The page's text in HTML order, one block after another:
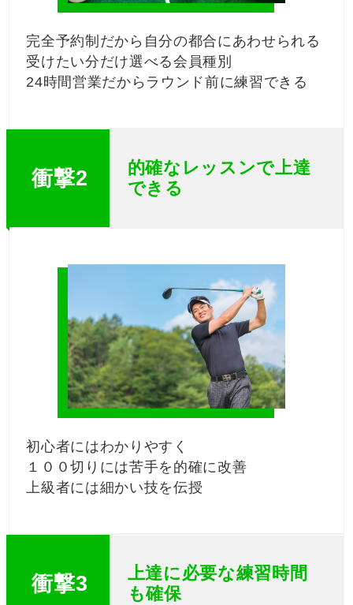
完全予約制だから自分の都合にあわせられる
受けたい分だけ選べる会員種別
24時間営業だからラウンド前に練習できる
衝撃2
的確なレッスンで上達
できる
初心者にはわかりやすく
１００切りには苦手を的確に改善
上級者には細かい技を伝授
衝撃3
上達に必要な練習時間
も確保